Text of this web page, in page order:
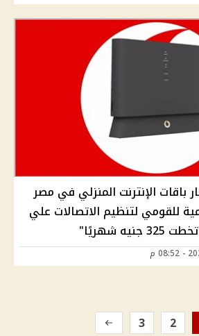
باقات الإنترنت المنزلي في مصر
للقومي لتنظيم الاتصالات علي
شهريًا"
2
3